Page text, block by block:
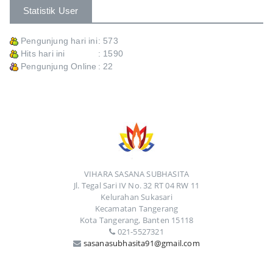
Statistik User
Pengunjung hari ini: 573
Hits hari ini
: 1590
Pengunjung Online : 22
VIHARA SASANA SUBHASITA
Jl. Tegal Sari IV No. 32 RT 04 RW 11
Kelurahan Sukasari
Kecamatan Tangerang
Kota Tangerang, Banten 15118
021-5527321
sasanasubhasita91@gmail.com